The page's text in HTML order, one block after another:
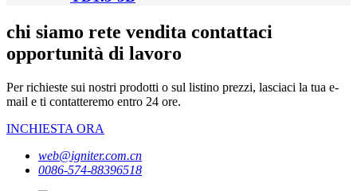
chi siamo rete vendita contattaci
opportunità di lavoro
Per richieste sui nostri prodotti o sul listino prezzi, lasciaci la tua e-
mail e ti contatteremo entro 24 ore.
INCHIESTA ORA
web@igniter.com.cn
0086-574-88396518